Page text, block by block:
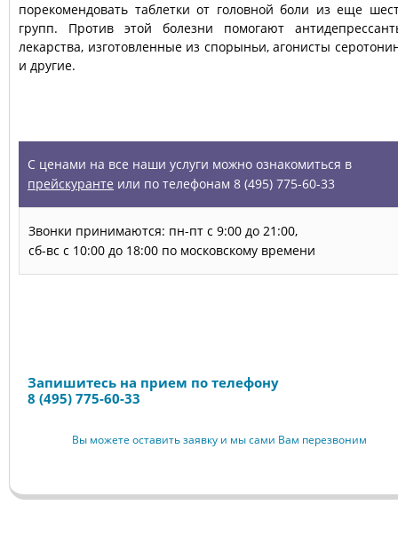
порекомендовать таблетки от головной боли из еще
групп. Против этой болезни помогают
лекарства, изготовленные из спорыньи, агонисты
и другие.
С ценами на все наши услуги можно ознакомиться в
прейскуранте или по телефонам 8 (495) 775-60-33
Звонки принимаются: пн-пт с 9:00 до 21:00,
сб-вс с 10:00 до 18:00 по московскому времени
Запишитесь на прием по телефону
8 (495) 775-60-33
Вы можете оставить заявку и мы сами Вам перезвоним